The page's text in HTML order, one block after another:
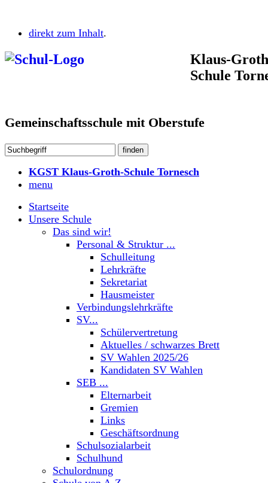
direkt zum Inhalt.
Klaus-
Schule
Gemeinschaftsschule mit Oberstufe
KGST Klaus-Groth-Schule Tornesch
menu
Startseite
Unsere Schule
Das sind wir!
Personal & Struktur ...
Schulleitung
Lehrkräfte
Sekretariat
Hausmeister
Verbindungslehrkräfte
SV...
Schülervertretung
Aktuelles / schwarzes Brett
SV Wahlen 2025/26
Kandidaten SV Wahlen
SEB ...
Elternarbeit
Gremien
Links
Geschäftsordnung
Schulsozialarbeit
Schulhund
Schulordnung